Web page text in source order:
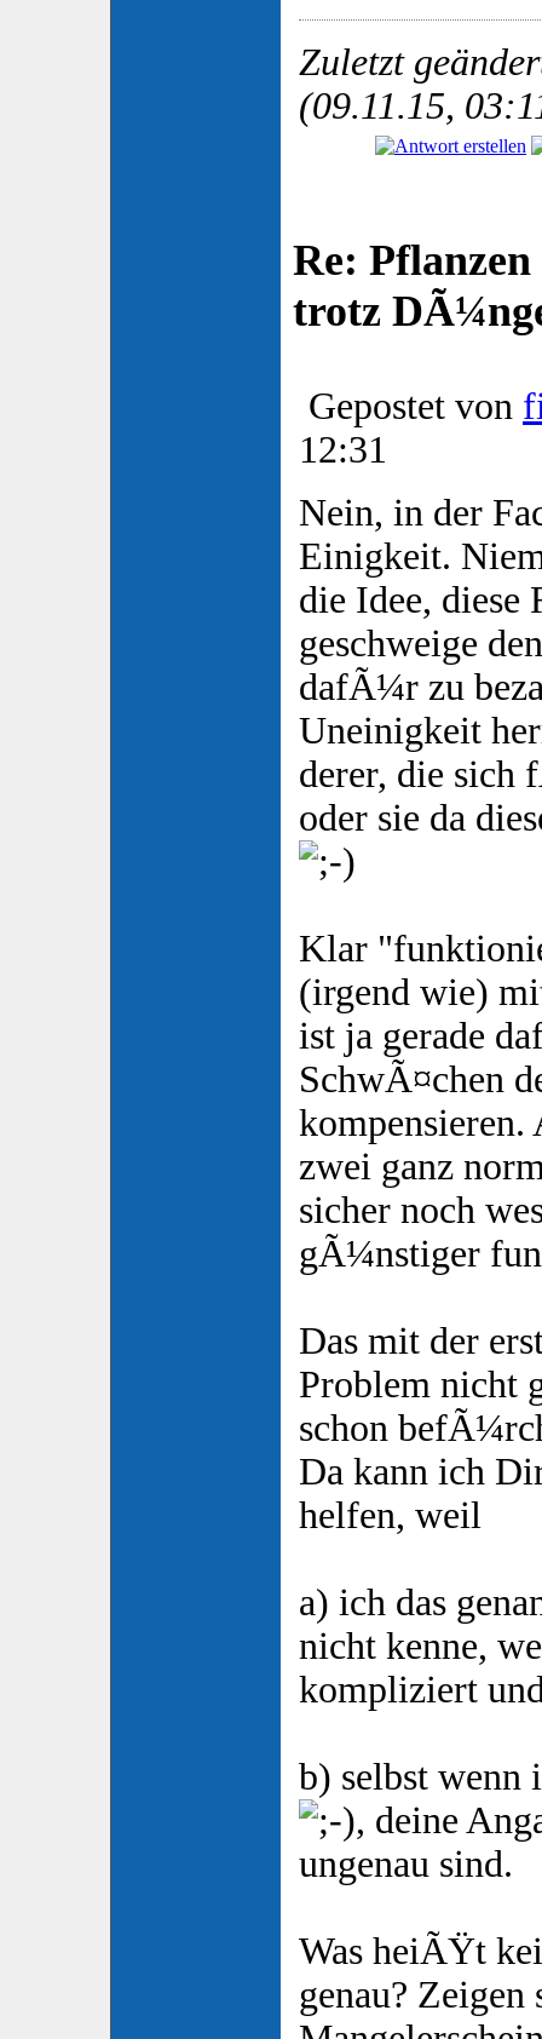
Zuletzt
(09.11.15,
Re:
trotz
Gepostet von
12:31
Nein, in der
Einigkeit.
die Idee, diese
geschweige
dafÃ¼r zu
Uneinigkeit
derer, die sich
oder sie da
Klar
(irgend wie)
ist ja gerade
SchwÃ¤chen
zwei ganz
sicher noch
gÃ¼nstiger
Das mit der
Problem nicht
schon
Da kann ich
helfen, weil
a) ich das
nicht kenne,
kompliziert
b) selbst wenn
, deine
ungenau sind.
Was heiÃŸt
genau? Zeigen